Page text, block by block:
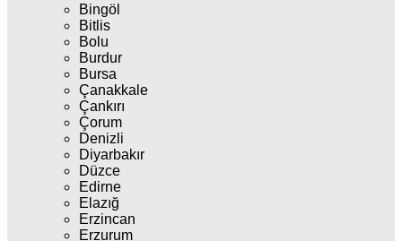
Bingöl
Bitlis
Bolu
Burdur
Bursa
Çanakkale
Çankırı
Çorum
Denizli
Diyarbakır
Düzce
Edirne
Elazığ
Erzincan
Erzurum